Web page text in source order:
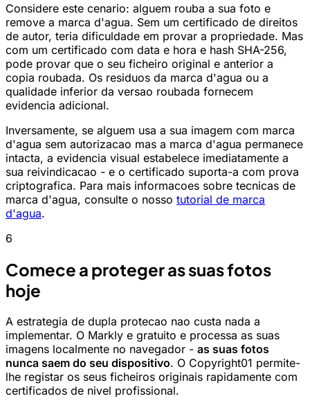
Considere este cenario: alguem rouba a sua foto e
remove a marca d'agua. Sem um certificado de direitos
de autor, teria dificuldade em provar a propriedade. Mas
com um certificado com data e hora e hash SHA-256,
pode provar que o seu ficheiro original e anterior a
copia roubada. Os residuos da marca d'agua ou a
qualidade inferior da versao roubada fornecem
evidencia adicional.
Inversamente, se alguem usa a sua imagem com marca
d'agua sem autorizacao mas a marca d'agua permanece
intacta, a evidencia visual estabelece imediatamente a
sua reivindicacao - e o certificado suporta-a com prova
criptografica. Para mais informacoes sobre tecnicas de
marca d'agua, consulte o nosso tutorial de marca
d'agua.
6
Comece a proteger as suas fotos
hoje
A estrategia de dupla protecao nao custa nada a
implementar. O Markly e gratuito e processa as suas
imagens localmente no navegador - as suas fotos
nunca saem do seu dispositivo. O Copyright01 permite-
lhe registar os seus ficheiros originais rapidamente com
certificados de nivel profissional.